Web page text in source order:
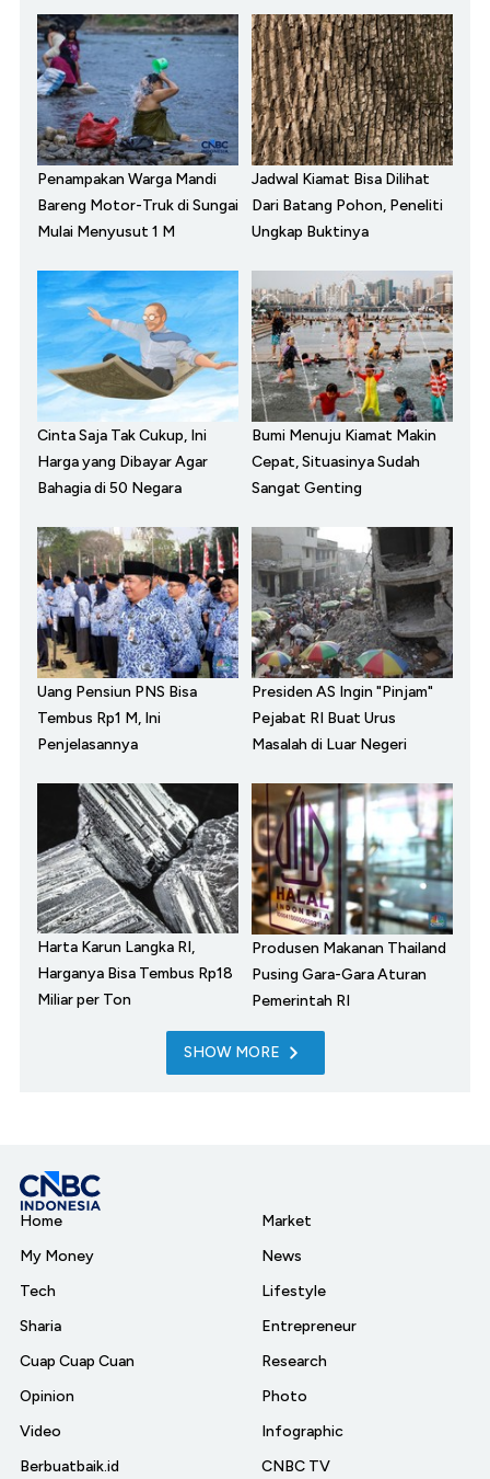
Penampakan Warga Mandi
Bareng Motor-Truk di Sungai
Mulai Menyusut 1 M
Jadwal Kiamat Bisa Dilihat
Dari Batang Pohon, Peneliti
Ungkap Buktinya
Cinta Saja Tak Cukup, Ini
Harga yang Dibayar Agar
Bahagia di 50 Negara
Bumi Menuju Kiamat Makin
Cepat, Situasinya Sudah
Sangat Genting
Uang Pensiun PNS Bisa
Tembus Rp1 M, Ini
Penjelasannya
Presiden AS Ingin "Pinjam"
Pejabat RI Buat Urus
Masalah di Luar Negeri
Harta Karun Langka RI,
Harganya Bisa Tembus Rp18
Miliar per Ton
Produsen Makanan Thailand
Pusing Gara-Gara Aturan
Pemerintah RI
SHOW MORE
Home
My Money
Tech
Sharia
Cuap Cuap Cuan
Opinion
Video
Berbuatbaik.id
Market
News
Lifestyle
Entrepreneur
Research
Photo
Infographic
CNBC TV